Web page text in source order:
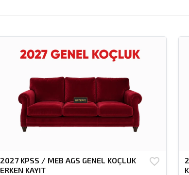
2027 KPSS / MEB AGS GENEL KOÇLUK
ERKEN KAYIT
favorite_border